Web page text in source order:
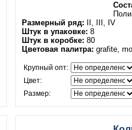
Размерный ряд:
II, III, IV
Штук в упаковке: 8
Штук в коробке: 80
Цветовая палитра: grafite,
Крупный опт:
Цвет:
Размер: